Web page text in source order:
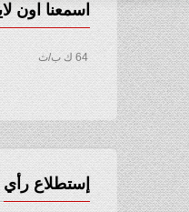
اسمعنا اون
64 ك ب/ث
إستطلاع رأي